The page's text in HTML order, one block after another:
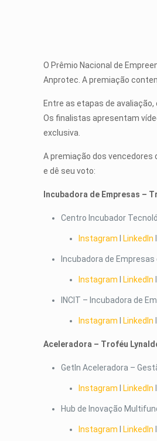
O Prêmio Nacional de
Anprotec. A premiação
Entre as etapas de
Os finalistas apresentam
exclusiva.
A premiação dos vencedores
e dê seu voto:
Incubadora de Empresas –
Centro Incubador
Instagram LinkedIn
Incubadora de
Instagram LinkedIn
INCIT – Incubadora de
Instagram LinkedIn
Aceleradora – Troféu
GetIn Aceleradora –
Instagram LinkedIn
Hub de Inovação
Instagram LinkedIn